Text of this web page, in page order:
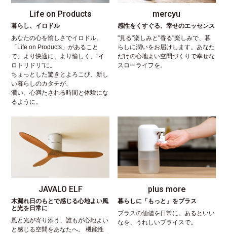
Life on Products
暮らし、イロドル
あなたの心を愉しさでイロドル。
「Life on Products」があること
で、より快適に、より愉しく、”イ
ロトリドリ”に。
ちょっとした驚きとよろこび、新し
い暮らしのカタチが、
潤い、心満たされる時間と体験にな
るように。
mercyu
感性をくすぐる、幸せのエッセンス
"見る"楽しみと"香る"楽しみで、暮
らしに潤いをお届けします。あなた
だけの心地よい空間づくりで幸せな
スローライフを。
JAVALO ELF
木漏れ日のもとで感じる心地よい風
と光を日常に
風と光が寄り添う、誰もが心地よい
と感じる空間をあなたへ。 機能性
plus more
暮らしに「もっと」をプラス
プラスの価値を日常に。あるといい
なを、うれしいプライスで。